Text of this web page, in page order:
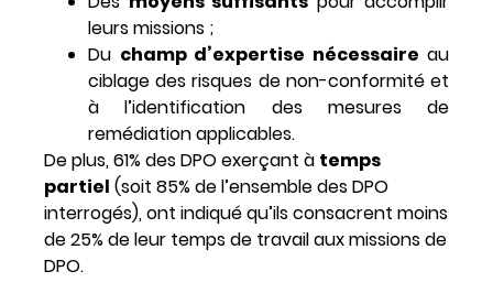
leurs missions ;
Du champ d’expertise nécessaire au
ciblage des risques de non-conformité et
à l’identification des mesures de
remédiation applicables.
De plus, 61% des DPO exerçant à temps
partiel (soit 85% de l’ensemble des DPO
interrogés), ont indiqué qu’ils consacrent moins
de 25% de leur temps de travail aux missions de
DPO.